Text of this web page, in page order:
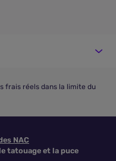
frais réels dans la limite du
NAC
tatouage et la puce